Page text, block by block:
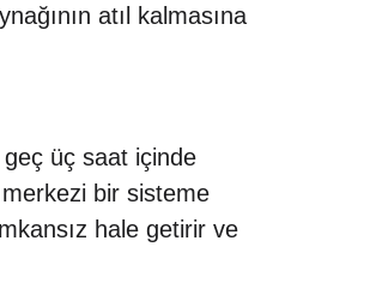
atıl kalmasına
üç saat içinde
merkezi bir sisteme
hale getirir ve